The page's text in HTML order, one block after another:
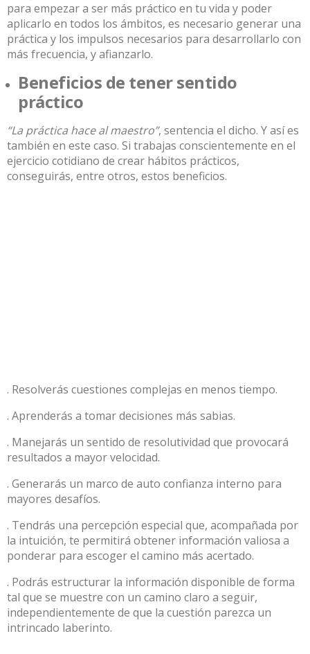
para empezar a ser más práctico en tu vida y poder
aplicarlo en todos los ámbitos, es necesario generar una
práctica y los impulsos necesarios para desarrollarlo con
más frecuencia, y afianzarlo.
Beneficios de tener sentido
práctico
“La práctica hace al maestro”, sentencia el dicho. Y así es
también en este caso. Si trabajas conscientemente en el
ejercicio cotidiano de crear hábitos prácticos,
conseguirás, entre otros, estos beneficios.
. Resolverás cuestiones complejas en menos tiempo.
. Aprenderás a tomar decisiones más sabias.
. Manejarás un sentido de resolutividad que provocará
resultados a mayor velocidad.
. Generarás un marco de auto confianza interno para
mayores desafíos.
. Tendrás una percepción especial que, acompañada por
la intuición, te permitirá obtener información valiosa a
ponderar para escoger el camino más acertado.
. Podrás estructurar la información disponible de forma
tal que se muestre con un camino claro a seguir,
independientemente de que la cuestión parezca un
intrincado laberinto.